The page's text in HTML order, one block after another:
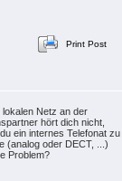
Print Post
lokalen Netz an der
hört dich nicht,
ein internes Telefonat zu
(analog oder DECT, ...)
Problem?